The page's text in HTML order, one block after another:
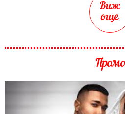
Виж
още
Промо